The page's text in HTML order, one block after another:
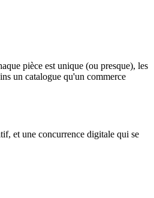
pièce est unique (ou presque), les
un catalogue qu'un commerce
et une concurrence digitale qui se